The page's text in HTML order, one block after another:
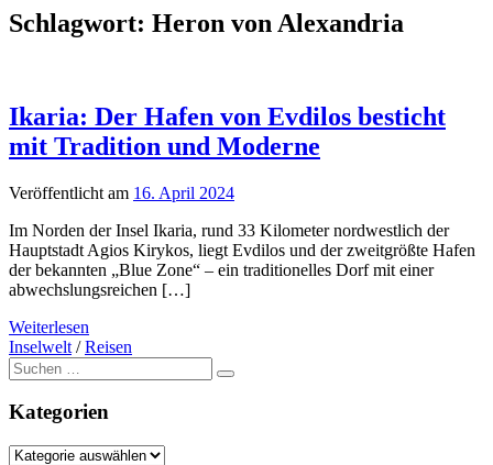
Schlagwort: Heron von Alexandria
Ikaria: Der Hafen von Evdilos besticht
mit Tradition und Moderne
Veröffentlicht am 16. April 2024
Im Norden der Insel Ikaria, rund 33 Kilometer nordwestlich der
Hauptstadt Agios Kirykos, liegt Evdilos und der zweitgrößte Hafen
der bekannten „Blue Zone“ – ein traditionelles Dorf mit einer
abwechslungsreichen […]
Weiterlesen
Inselwelt /Reisen
Suche
nach:
Kategorien
Kategorien